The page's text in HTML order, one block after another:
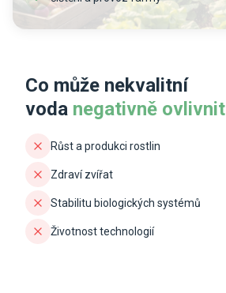
Co může nekvalitní
voda negativně ovlivnit
Růst a produkci rostlin
Zdraví zvířat
Stabilitu biologických systémů
Životnost technologií